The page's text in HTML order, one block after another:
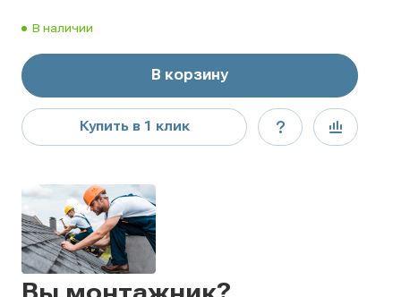
В наличии
В корзину
Купить в 1 клик